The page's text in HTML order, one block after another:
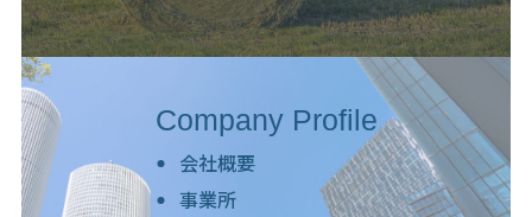
Company Profile
会社概要
事業所